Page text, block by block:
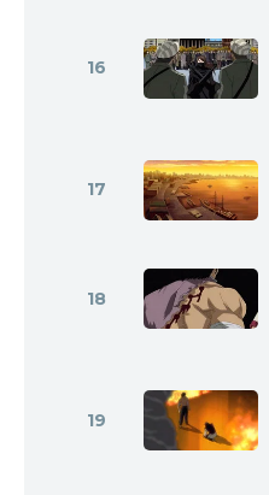
16
17
18
19